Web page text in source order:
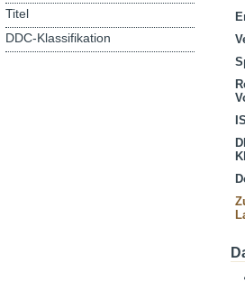
Titel
DDC-Klassifikation